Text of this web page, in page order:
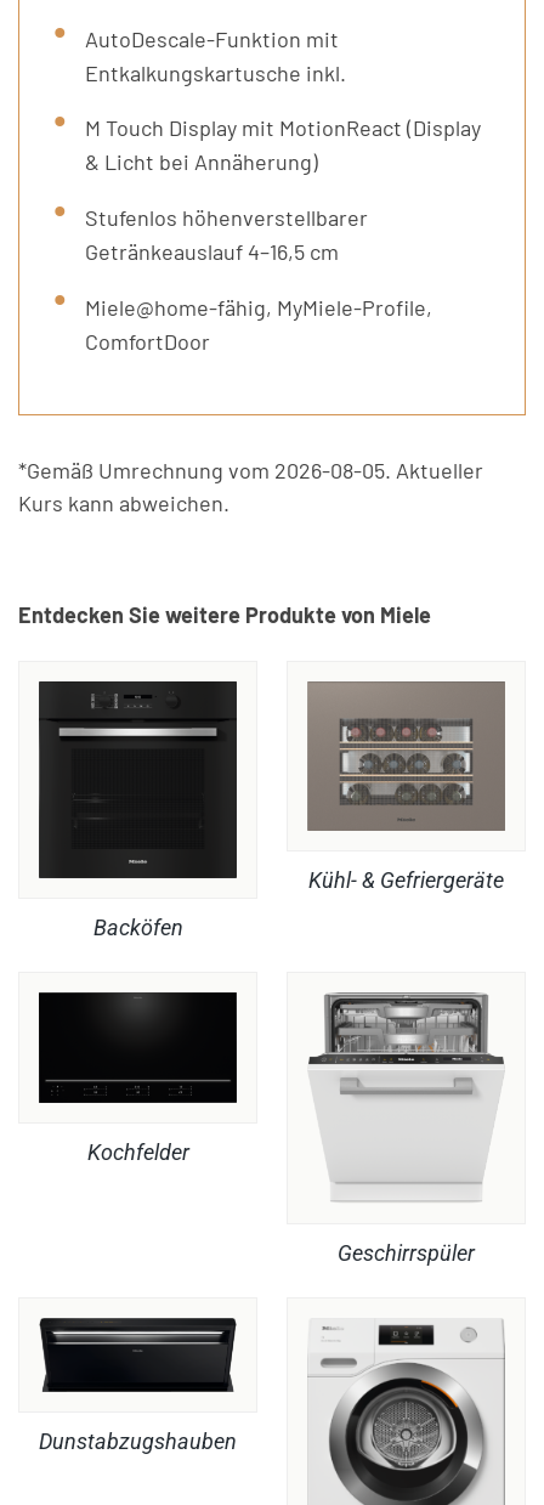
AutoDescale-Funktion mit
Entkalkungskartusche inkl.
M Touch Display mit MotionReact (Display
& Licht bei Annäherung)
Stufenlos höhenverstellbarer
Getränkeauslauf 4–16,5 cm
Miele@home-fähig, MyMiele-Profile,
ComfortDoor
*Gemäß Umrechnung vom 2026-08-05. Aktueller
Kurs kann abweichen.
Entdecken Sie weitere Produkte von Miele
Backöfen
Kühl- & Gefriergeräte
Kochfelder
Geschirrspüler
Dunstabzugshauben